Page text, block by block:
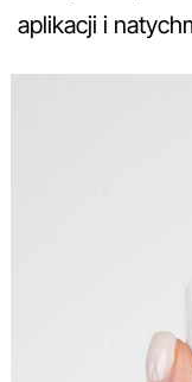
aplikacji i